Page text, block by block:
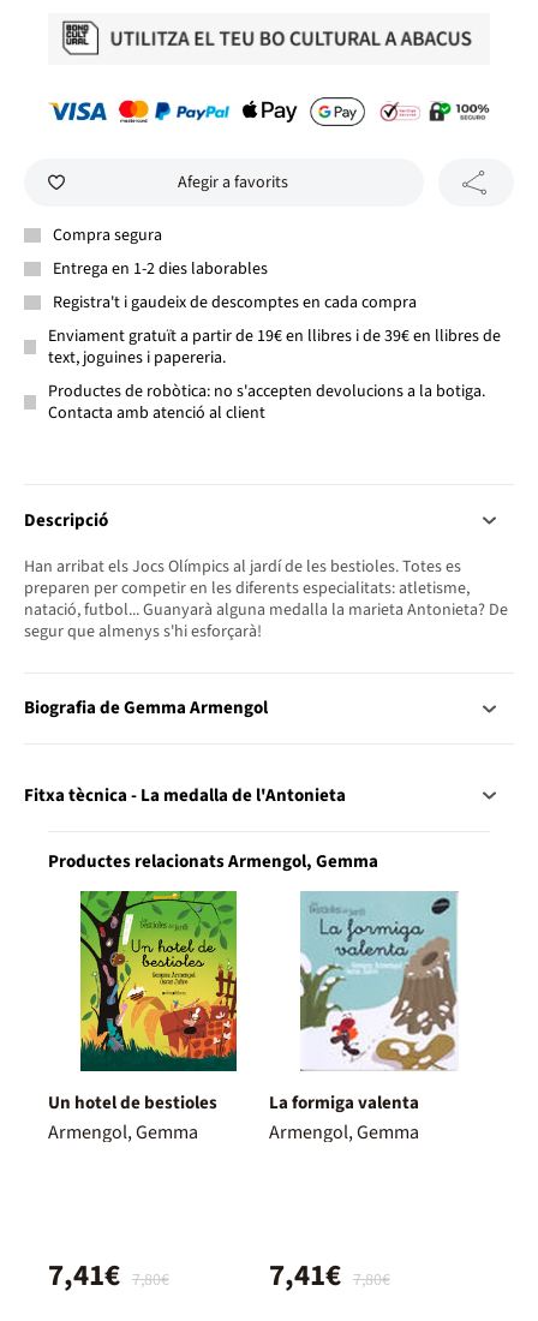
Afegir a favorits
Compra segura
Entrega en 1-2 dies laborables
Registra't i gaudeix de descomptes en cada compra
Enviament gratuït a partir de 19€ en llibres i de 39€ en llibres de
text, joguines i papereria.
Productes de robòtica: no s'accepten devolucions a la botiga.
Contacta amb atenció al client
Descripció
Han arribat els Jocs Olímpics al jardí de les bestioles. Totes es
preparen per competir en les diferents especialitats: atletisme,
natació, futbol... Guanyarà alguna medalla la marieta Antonieta? De
segur que almenys s'hi esforçarà!
Biografia de Gemma Armengol
Fitxa tècnica - La medalla de l'Antonieta
Productes relacionats Armengol, Gemma
Un hotel de bestioles
Armengol, Gemma
7,80€
7,41€
La formiga valenta
Armengol, Gemma
7,80€
7,41€